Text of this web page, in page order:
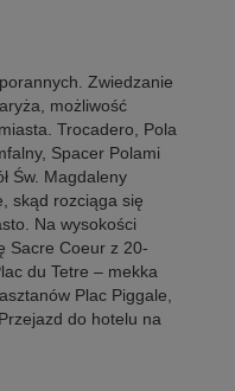
Zwiedzanie
możliwość
Trocadero, Pola
Spacer Polami
Św. Magdaleny
skąd rozciąga się
Na wysokości
Sacre Coeur z 20-
du Tetre – mekka
Plac Piggale,
do hotelu na